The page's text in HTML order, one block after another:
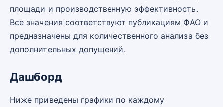
площади и производственную эффективность.
Все значения соответствуют публикациям ФАО и
предназначены для количественного анализа без
дополнительных допущений.
Дашборд
Ниже приведены графики по каждому